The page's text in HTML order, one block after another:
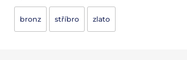
bronz stříbro zlato